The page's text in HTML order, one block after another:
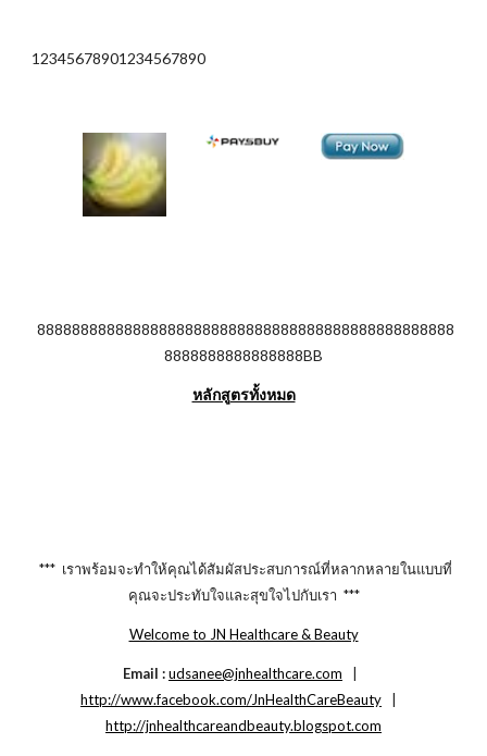
12345678901234567890
888888888888888888888888888888888888888888888888
8888888888888888BB
หลักสูตรทั้งหมด
*** เราพร้อมจะทำให้คุณได้สัมผัสประสบการณ์ที่หลากหลายในแบบที่
คุณจะประทับใจและสุขใจไปกับเรา ***
Welcome to JN Healthcare & Beauty
Email :udsanee@jnhealthcare.com
http://www.facebook.com/JnHealthCareBeauty
http://jnhealthcareandbeauty.blogspot.com